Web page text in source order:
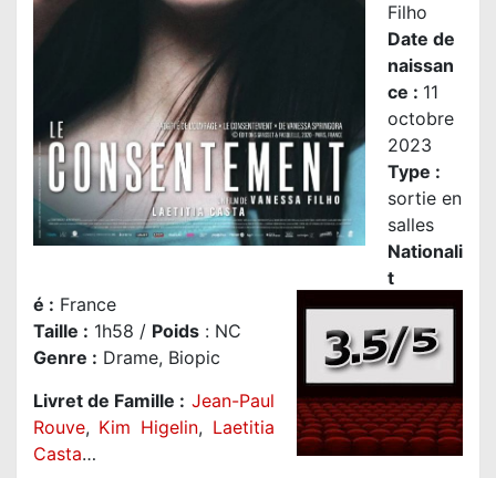
Filho
Date de
naissan
ce : 11
octobre
2023
Type :
sortie en
salles
Nationali
t
é : France
Taille : 1h58 / Poids : NC
Genre : Drame, Biopic
Livret de Famille : Jean-Paul
Rouve, Kim Higelin, Laetitia
Casta…